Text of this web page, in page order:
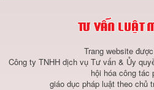
Trang website
Công ty TNHH dịch vụ Tư vấn & Ủy
hội hóa công tác
giáo dục pháp luật theo chủ